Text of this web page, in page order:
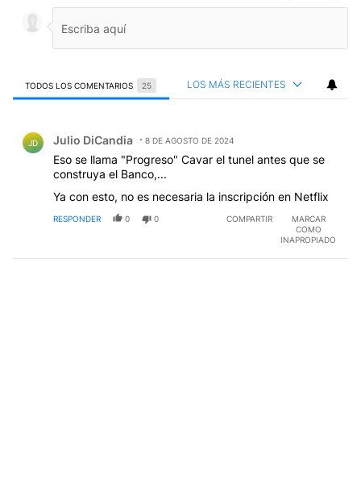
TODOS LOS COMENTARIOS 25 LOS MÁS RECIENTES
JD Julio DiCandia 8 DE AGOSTO DE 2024
Eso se llama "Progreso" Cavar el tunel antes que se
construya el Banco,...
Ya con esto, no es necesaria la inscripción en Netflix
RESPONDER 0 0 COMPARTIR
MARCAR
COMO
INAPROPIADO